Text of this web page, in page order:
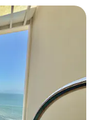
gosti”